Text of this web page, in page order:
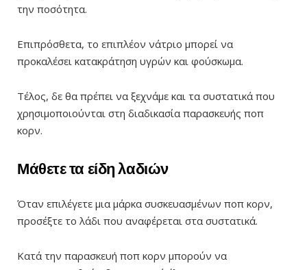
την ποσότητα.
Επιπρόσθετα, το επιπλέον νάτριο μπορεί να
προκαλέσει κατακράτηση υγρών και φούσκωμα.
Τέλος, δε θα πρέπει να ξεχνάμε και τα συστατικά που
χρησιμοποιούνται στη διαδικασία παρασκευής ποπ
κορν.
Μάθετε τα είδη λαδιών
Όταν επιλέγετε μια μάρκα συσκευασμένων ποπ κορν,
προσέξτε το λάδι που αναφέρεται στα συστατικά.
Κατά την παρασκευή ποπ κορν μπορούν να